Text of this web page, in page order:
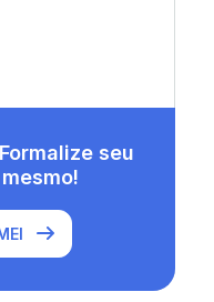
seu